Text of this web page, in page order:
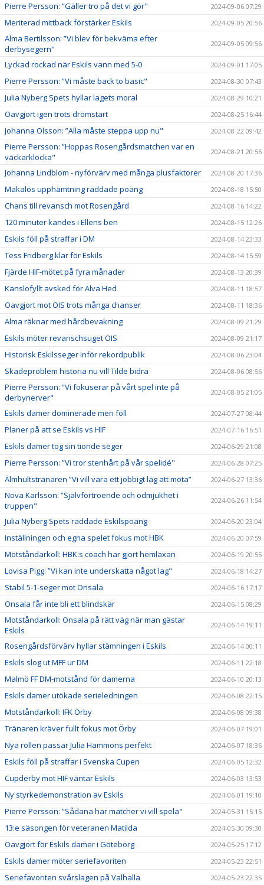
Pierre Persson: ”Gäller tro på det vi gör" 2024-09-06 07:29
Meriterad mittback förstärker Eskils 2024-09-05 20:56
Alma Bertilsson: ”Vi blev för bekväma efter
derbysegern"
2024-09-05 09:56
Lyckad rockad när Eskils vann med 5-0 2024-09-01 17:05
Pierre Persson: ”Vi måste back to basic" 2024-08-30 07:43
Julia Nyberg Spets hyllar lagets moral 2024-08-29 10:21
Oavgjort igen trots drömstart 2024-08-25 16:44
Johanna Olsson: ”Alla måste steppa upp nu" 2024-08-22 09:42
Pierre Persson: ”Hoppas Rosengårdsmatchen var en
väckarklocka"
2024-08-21 20:56
Johanna Lindblom - nyförvärv med många plusfaktorer 2024-08-20 17:36
Makalös upphämtning räddade poäng 2024-08-18 15:50
Chans till revansch mot Rosengård 2024-08-16 14:22
120 minuter kändes i Ellens ben 2024-08-15 12:26
Eskils föll på straffar i DM 2024-08-14 23:33
Tess Fridberg klar för Eskils 2024-08-14 15:59
Fjärde HIF-mötet på fyra månader 2024-08-13 20:39
Känslofyllt avsked för Alva Hed 2024-08-11 18:57
Oavgjort mot ÖIS trots många chanser 2024-08-11 18:36
Alma räknar med hårdbevakning 2024-08-09 21:29
Eskils möter revanschsuget ÖIS 2024-08-09 21:17
Historisk Eskilsseger inför rekordpublik 2024-08-06 23:04
Skadeproblem historia nu vill Tilde bidra 2024-08-06 08:56
Pierre Persson: ”Vi fokuserar på vårt spel inte på
derbynerver"
2024-08-05 21:05
Eskils damer dominerade men föll 2024-07-27 08:44
Planer på att se Eskils vs HIF 2024-07-16 16:51
Eskils damer tog sin tionde seger 2024-06-29 21:08
Pierre Persson: ”Vi tror stenhårt på vår spelidé" 2024-06-28 07:25
Älmhultstränaren ”Vi vill vara ett jobbigt lag att möta” 2024-06-27 13:36
Nova Karlsson: ”Självförtroende och ödmjukhet i
truppen"
2024-06-26 11:54
Julia Nyberg Spets räddade Eskilspoäng 2024-06-20 23:04
Inställningen och egna spelet fokus mot HBK 2024-06-20 07:59
Motståndarkoll: HBK:s coach har gjort hemläxan 2024-06-19 20:55
Lovisa Pigg: ”Vi kan inte underskatta något lag" 2024-06-18 14:27
Stabil 5-1-seger mot Onsala 2024-06-16 17:17
Onsala får inte bli ett blindskär 2024-06-15 08:29
Motståndarkoll: Onsala på rätt väg när man gästar
Eskils
2024-06-14 19:11
Rosengårdsförvärv hyllar stämningen i Eskils 2024-06-14 00:11
Eskils slog ut MFF ur DM 2024-06-11 22:18
Malmö FF DM-motstånd för damerna 2024-06-10 20:13
Eskils damer utökade serieledningen 2024-06-08 22:15
Motståndarkoll: IFK Örby 2024-06-08 09:38
Tränaren kräver fullt fokus mot Örby 2024-06-07 19:01
Nya rollen passar Julia Hammons perfekt 2024-06-07 18:36
Eskils föll på straffar i Svenska Cupen 2024-06-05 12:32
Cupderby mot HIF väntar Eskils 2024-06-03 13:53
Ny styrkedemonstration av Eskils 2024-06-01 19:10
Pierre Persson: ”Sådana här matcher vi vill spela" 2024-05-31 15:15
13:e säsongen för veteranen Matilda 2024-05-30 09:30
Oavgjort för Eskils damer i Göteborg 2024-05-25 17:12
Eskils damer möter seriefavoriten 2024-05-23 22:51
Seriefavoriten svårslagen på Valhalla 2024-05-23 22:35